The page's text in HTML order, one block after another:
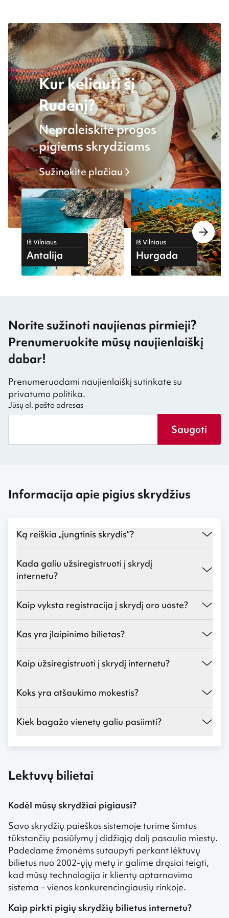
Kur keliauti šį
Rudenį?
Nepraleiskite progos
pigiems skrydžiams
Sužinokite plačiau
Iš Vilniaus
Antalija
Iš Vilniaus
Hurgada
Norite sužinoti naujienas pirmieji?
Prenumeruokite mūsų naujienlaiškį
dabar!
Prenumeruodami naujienlaiškį sutinkate su
privatumo politika.
Jūsų el. pašto adresas
Saugoti
Informacija apie pigius skrydžius
Ką reiškia „jungtinis skrydis“?
Kada galiu užsiregistruoti į skrydį
internetu?
Kaip vyksta registracija į skrydį oro uoste?
Kas yra įlaipinimo bilietas?
Kaip užsiregistruoti į skrydį internetu?
Koks yra atšaukimo mokestis?
Kiek bagažo vienetų galiu pasiimti?
Lektuvų bilietai
Kodėl mūsų skrydžiai pigiausi?
Savo skrydžių paieškos sistemoje turime šimtus
tūkstančių pasiūlymų į didžiąją dalį pasaulio miestų.
Padedame žmonėms sutaupyti perkant lėktuvų
bilietus nuo 2002-ųjų metų ir galime drąsiai teigti,
kad mūsų technologija ir klientų aptarnavimo
sistema – vienos konkurencingiausių rinkoje.
Kaip pirkti pigių skrydžių bilietus internetu?